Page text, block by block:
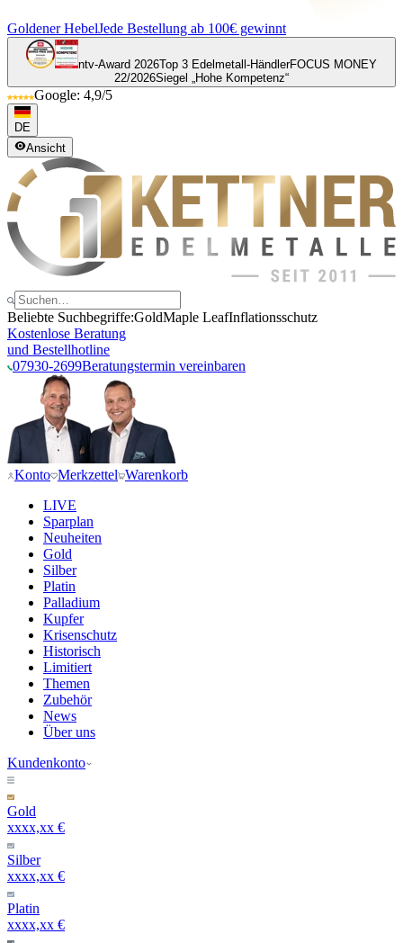
Goldener HebelJede Bestellung ab 100€ gewinnt
ntv-Award 2026Top 3 Edelmetall-HändlerFOCUS MONEY
22/2026Siegel „Hohe Kompetenz“
Google: 4,9/5
DE
Ansicht
Beliebte Suchbegriffe:GoldMaple LeafInflationsschutz
Kostenlose Beratung
und Bestellhotline
07930-2699Beratungstermin vereinbaren
Konto Merkzettel Warenkorb
LIVE
Sparplan
Neuheiten
Gold
Silber
Platin
Palladium
Kupfer
Krisenschutz
Historisch
Limitiert
Themen
Zubehör
News
Über uns
Kundenkonto
Gold
xxxx,xx €
Silber
xxxx,xx €
Platin
xxxx,xx €